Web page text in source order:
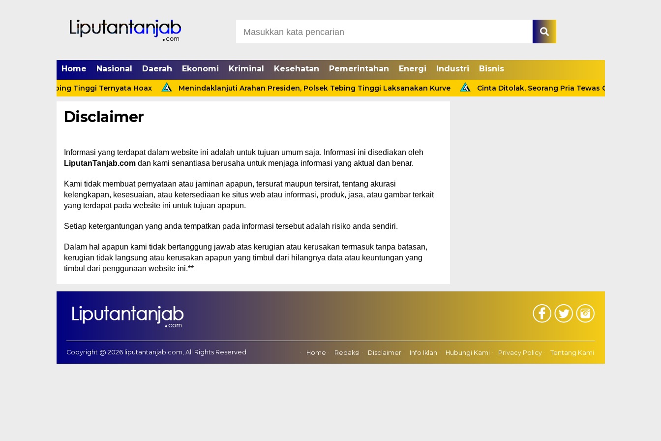
Home Nasional Daerah Ekonomi Kriminal Kesehatan Pemerintahan Energi Industri Bisnis
Tebing Tinggi Ternyata Hoax Menindaklanjuti Arahan Presiden, Polsek Tebing Tinggi Laksanakan Kurve Cinta Ditolak, Seorang Pria Tewas Gantung Diri Di
Disclaimer
Informasi yang terdapat dalam website ini adalah untuk tujuan umum saja. Informasi ini disediakan oleh
LiputanTanjab.comdan kami senantiasa berusaha untuk menjaga informasi yang aktual dan benar.
Kami tidak membuat pernyataan atau jaminan apapun, tersurat maupun tersirat, tentang akurasi
kelengkapan, kesesuaian, atau ketersediaan ke situs web atau informasi, produk, jasa, atau gambar terkait
yang terdapat pada website ini untuk tujuan apapun.
Setiap ketergantungan yang anda tempatkan pada informasi tersebut adalah risiko anda sendiri.
Dalam hal apapun kami tidak bertanggung jawab atas kerugian atau kerusakan termasuk tanpa batasan,
kerugian tidak langsung atau kerusakan apapun yang timbul dari hilangnya data atau keuntungan yang
timbul dari penggunaan website ini.**
Copyright @ 2026 liputantanjab.com, All Rights Reserved Home Redaksi Disclaimer Info Iklan Hubungi Kami Privacy Policy Tentang Kami